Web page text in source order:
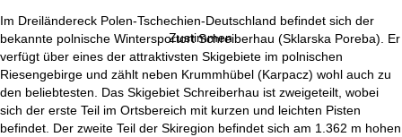
Zustimmen
i
t
e
Im Dreiländereck Polen-Tschechien-Deutschland befindet sich der
bekannte polnische Wintersportort Schreiberhau (Sklarska Poreba). Er
verfügt über eines der attraktivsten Skigebiete im polnischen
Riesengebirge und zählt neben Krummhübel (Karpacz) wohl auch zu
den beliebtesten. Das Skigebiet Schreiberhau ist zweigeteilt, wobei
sich der erste Teil im Ortsbereich mit kurzen und leichten Pisten
befindet. Der zweite Teil der Skiregion befindet sich am 1.362 m hohen